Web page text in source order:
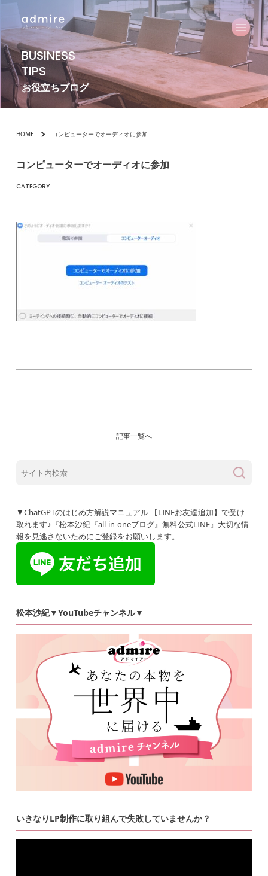
BUSINESS
TIPS
お役立ちブログ
HOME コンピューターでオーディオに参加
コンピューターでオーディオに参加
CATEGORY
記事一覧へ
▼ChatGPTのはじめ方解説マニュアル 【LINEお友達追加】で受け
取れます♪『松本沙紀『all-in-oneブログ』無料公式LINE』大切な情
報を見逃さないためにご登録をお願いします。
松本沙紀▼YouTubeチャンネル▼
いきなりLP制作に取り組んで失敗していませんか？
動